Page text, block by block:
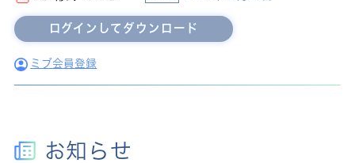
ミブ会員登録
お知らせ